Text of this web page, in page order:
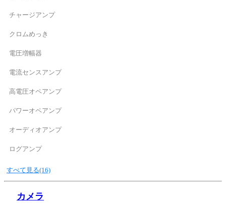
チャージアンプ
クロムめっき
電圧増幅器
電流センスアンプ
高電圧オペアンプ
パワーオペアンプ
オーディオアンプ
ログアンプ
すべて見る(16)
カメラ